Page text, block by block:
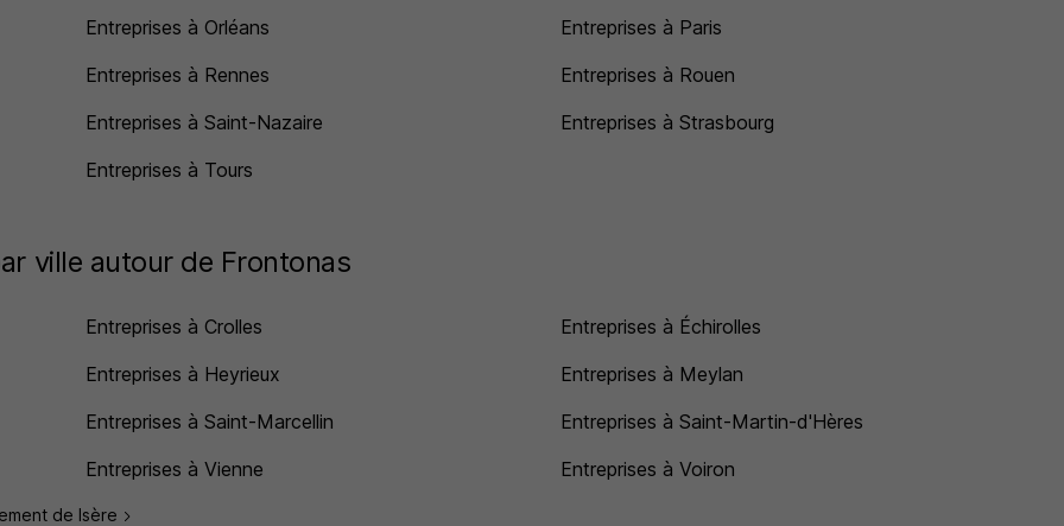
Entreprises à Orléans
Entreprises à Paris
Entreprises à Rennes
Entreprises à Rouen
Entreprises à Saint-Nazaire
Entreprises à Strasbourg
Entreprises à Tours
ville autour de Frontonas
Entreprises à Crolles
Entreprises à Échirolles
Entreprises à Heyrieux
Entreprises à Meylan
Entreprises à Saint-Marcellin
Entreprises à Saint-Martin-d'Hères
Entreprises à Vienne Entreprises à Voiron
de Isère